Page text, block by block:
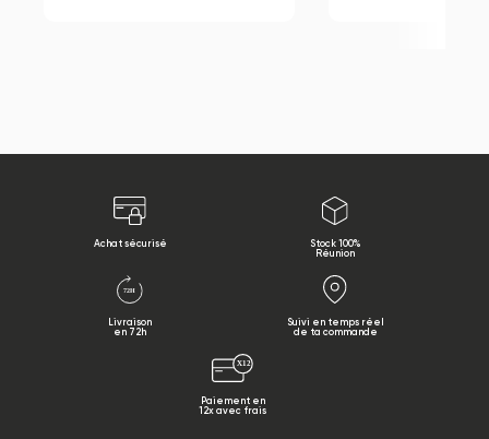
Achat sécurisé
Stock 100%
Réunion
Livraison
en 72h
Suivi en temps réel
de ta commande
Paiement en
12x avec frais